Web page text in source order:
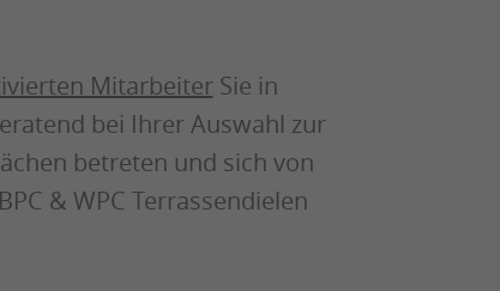
MitarbeiterSie in
bei Ihrer Auswahl zur
betreten und sich von
& WPC Terrassendielen